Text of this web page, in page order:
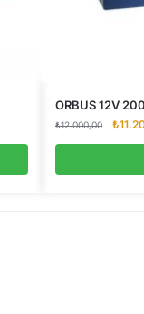
ORBUS 12V
₺12.000,00 ₺